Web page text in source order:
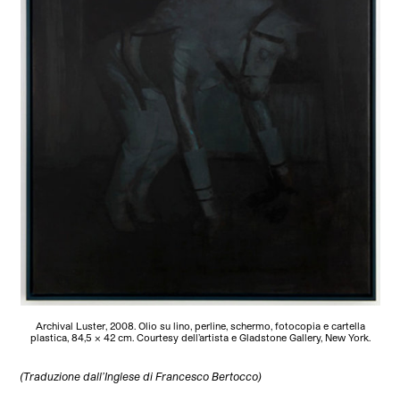
Archival Luster, 2008. Olio su lino, perline, schermo, fotocopia e cartella
plastica, 84,5 x 42 cm. Courtesy dell’artista e Gladstone Gallery, New York.
(Traduzione dall’Inglese di Francesco Bertocco)